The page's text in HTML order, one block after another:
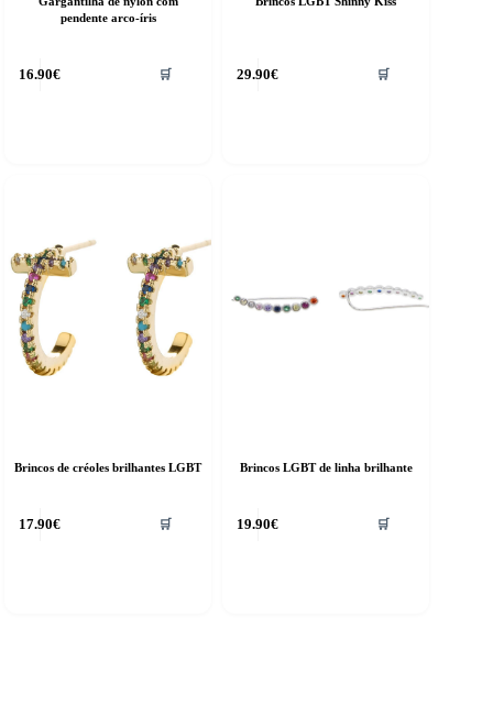
pendente arco-íris
16.90€ 🛒 29.90€ 🛒
Brincos de créoles brilhantes LGBT
17.90€ 🛒
Brincos LGBT de linha brilhante
19.90€ 🛒